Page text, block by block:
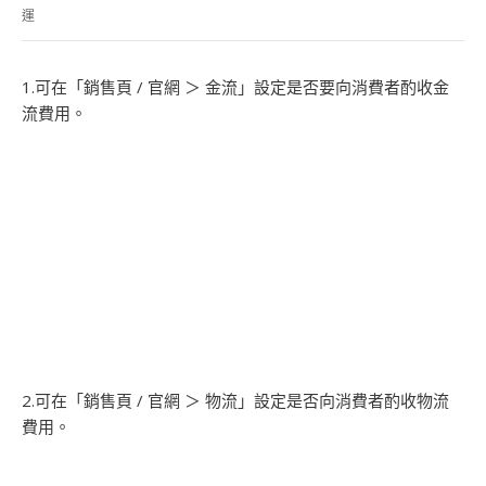
運
1.可在「銷售頁 / 官網 ＞ 金流」設定是否要向消費者酌收金
流費用。
2.可在「銷售頁 / 官網 ＞ 物流」設定是否向消費者酌收物流
費用。